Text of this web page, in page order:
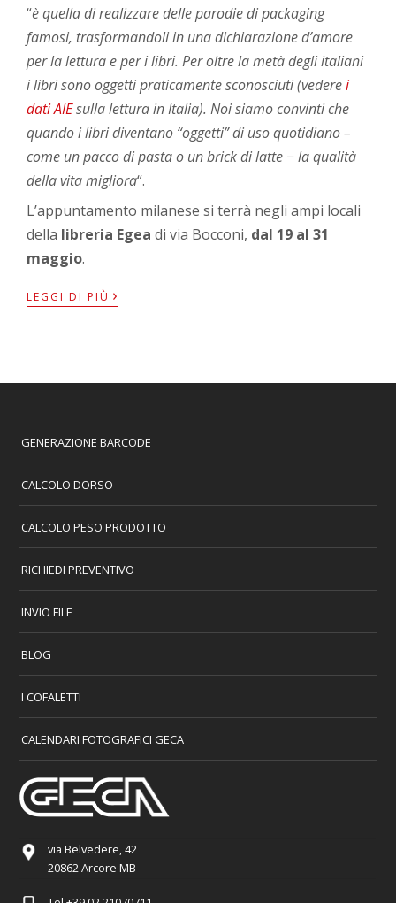
“è quella di realizzare delle parodie di packaging
famosi, trasformandoli in una dichiarazione d’amore
per la lettura e per i libri. Per oltre la metà degli italiani
i libri sono oggetti praticamente sconosciuti (vederei
dati AIEsulla lettura in Italia). Noi siamo convinti che
quando i libri diventano “oggetti” di uso quotidiano –
come un pacco di pasta o un brick di latte − la qualità
della vita migliora“.
L’appuntamento milanese si terrà negli ampi locali
della libreria Egea di via Bocconi, dal 19 al 31
maggio.
LEGGI DI PIÙ ›
GENERAZIONE BARCODE
CALCOLO DORSO
CALCOLO PESO PRODOTTO
RICHIEDI PREVENTIVO
INVIO FILE
BLOG
I COFALETTI
CALENDARI FOTOGRAFICI GECA
via Belvedere, 42
20862 Arcore MB